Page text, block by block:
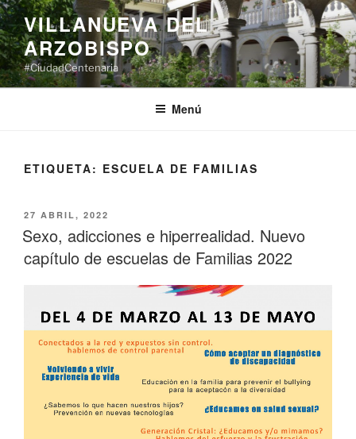
Saltar
al
contenido
VILLANUEVA DEL
ARZOBISPO
#CiudadCentenaria
Menú
ETIQUETA: ESCUELA DE FAMILIAS
PUBLICADO
EL
27 ABRIL, 2022
Sexo, adicciones e hiperrealidad. Nuevo
capítulo de escuelas de Familias 2022